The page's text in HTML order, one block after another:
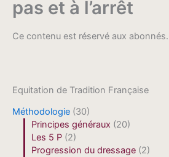
Equitation de Tradition Française
Méthodologie (30)
Principes généraux (20)
Les 5 P (2)
Progression du dressage (2)
pas et à l’arrêt
Ce contenu est réservé aux abonnés.